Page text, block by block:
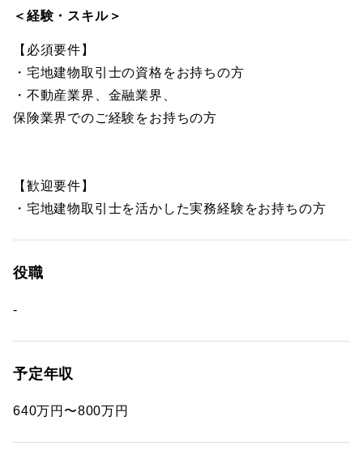
＜経験・スキル＞
【必須要件】
・宅地建物取引士の資格をお持ちの方
・不動産業界、金融業界、
保険業界でのご経験をお持ちの方
【歓迎要件】
・宅地建物取引士を活かした実務経験をお持ちの方
役職
-
予定年収
640万円〜800万円